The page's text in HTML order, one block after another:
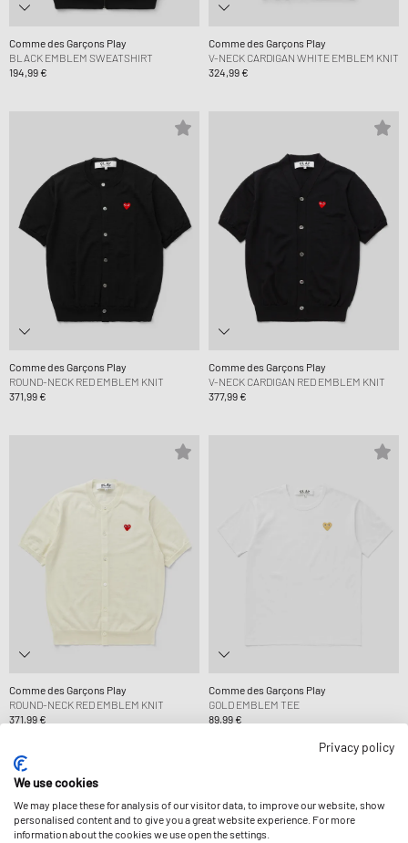
Comme des Garçons Play
BLACK EMBLEM SWEATSHIRT
194,99 €
Comme des Garçons Play
V-NECK CARDIGAN WHITE EMBLEM KNIT
324,99 €
Comme des Garçons Play
ROUND-NECK RED EMBLEM KNIT
371,99 €
Comme des Garçons Play
V-NECK CARDIGAN RED EMBLEM KNIT
377,99 €
Comme des Garçons Play
ROUND-NECK RED EMBLEM KNIT
371,99 €
Comme des Garçons Play
GOLD EMBLEM TEE
89,99 €
Privacy policy
We use cookies
We may place these for analysis of our visitor data, to improve our website, show
personalised content and to give you a great website experience. For more
information about the cookies we use open the settings.